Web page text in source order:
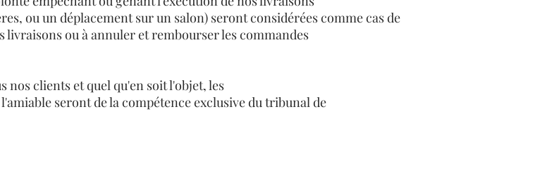
ou un déplacement sur un salon) seront considérées comme cas de
livraisons ou à annuler et rembourser les commandes
nos clients et quel qu'en soit l'objet, les
seront de la compétence exclusive du tribunal de